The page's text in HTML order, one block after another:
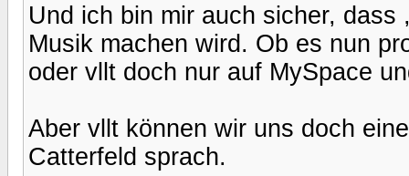
Und ich bin mir auch sicher,
Musik machen wird. Ob es nun
oder vllt doch nur auf MySpace
Aber vllt können wir uns doch
Catterfeld sprach.